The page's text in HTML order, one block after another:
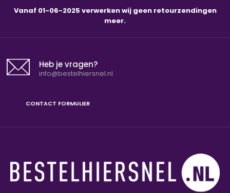
Vanaf 01-06-2025 verwerken wij geen retourzendingen
meer.
Heb je vragen?
info@bestelhiersnel.nl
CONTACT FORMULIER